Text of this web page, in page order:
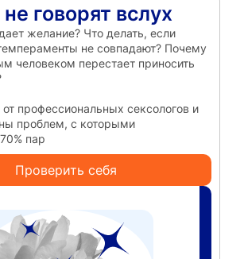
говорят вслух
желание? Что делать, если
не совпадают? Почему
человеком перестает приносить
от профессиональных сексологов и
проблем, с которыми
пар
Проверить себя